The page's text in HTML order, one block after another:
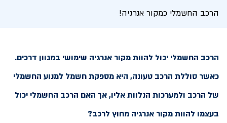
הרכב החשמלי כמקור אנרגיה!
הרכב החשמלי יכול להוות מקור אנרגיה שימושי במגוון דרכים.
כאשר סוללת הרכב טעונה, היא מספקת חשמל למנוע החשמלי
של הרכב ולמערכות הנלוות אליו, אך האם הרכב החשמלי יכול
בעצמו להוות מקור אנרגיה מחוץ לרכב?